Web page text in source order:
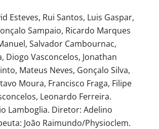
Esteves, Rui Santos, Luis Gaspar,
Sampaio, Ricardo Marques
Salvador Cambournac,
Diogo Vasconcelos, Jonathan
Mateus Neves, Gonçalo Silva,
Moura, Francisco Fraga, Filipe
Leonardo Ferreira.
Lamboglia. Diretor: Adelino
João Raimundo/Physioclem.